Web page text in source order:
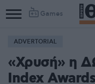
Games
ADVERTORIAL
«Χρυσή» η
Index